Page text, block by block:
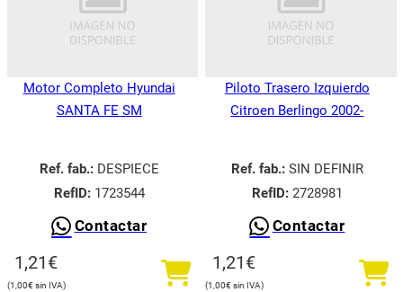
Motor Completo Hyundai
SANTA FE SM
Ref. fab.:DESPIECE
RefID:1723544
Contactar
1,21€
1,00€
Piloto Trasero Izquierdo
Citroen Berlingo 2002-
Ref. fab.:SIN DEFINIR
RefID:2728981
Contactar
1,21€
1,00€